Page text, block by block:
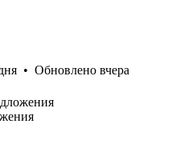
• Обновлено вчера